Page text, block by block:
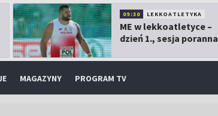
09:30 LEKKOATLETYKA
ME w lekkoatletyce –
dzień 1., sesja poranna
MAGAZYNY PROGRAM TV